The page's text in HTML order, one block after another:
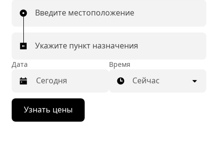
Введите местоположение
Укажите пункт назначения
Дата
Нажмите
стрелку
вниз,
Время
Сейчас
Узнать цены